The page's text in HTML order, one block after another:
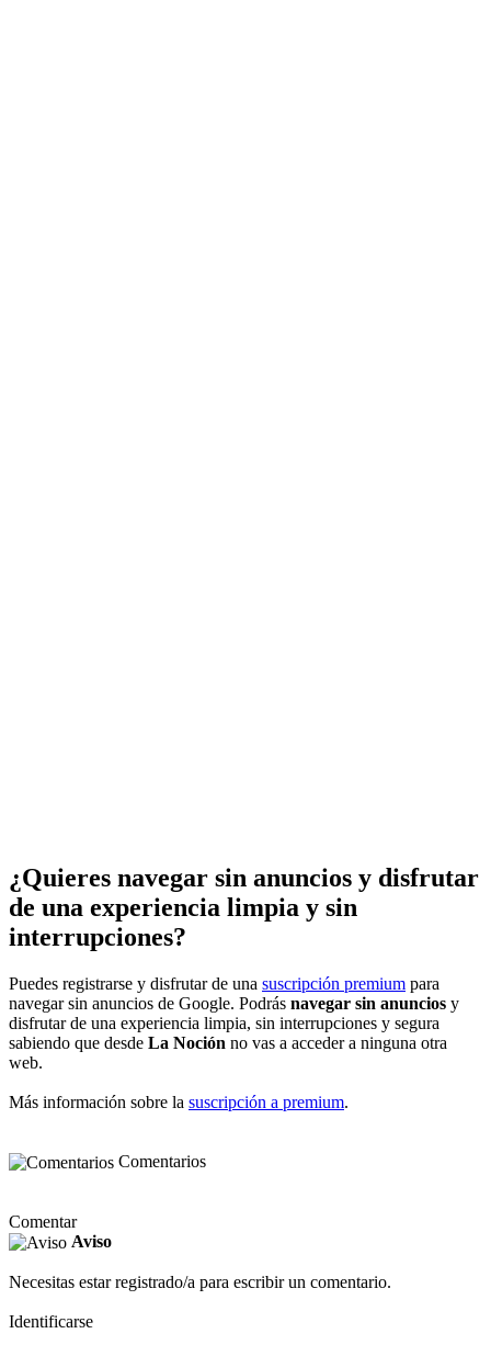
¿Quieres navegar sin anuncios y disfrutar
de una experiencia limpia y sin
interrupciones?
Puedes registrarse y disfrutar de una suscripción premium para
navegar sin anuncios de Google. Podrás navegar sin anuncios y
disfrutar de una experiencia limpia, sin interrupciones y segura
sabiendo que desde La Noción no vas a acceder a ninguna otra
web.
Más información sobre la suscripción a premium.
Comentarios
Comentar
Aviso
Necesitas estar registrado/a para escribir un comentario.
Identificarse